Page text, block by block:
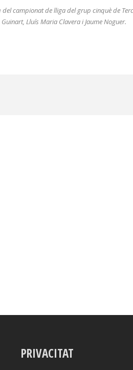
campionat de lliga del grup cinquè de
Lluís Maria Clavera i Jaume Noguer.
PRIVACITAT